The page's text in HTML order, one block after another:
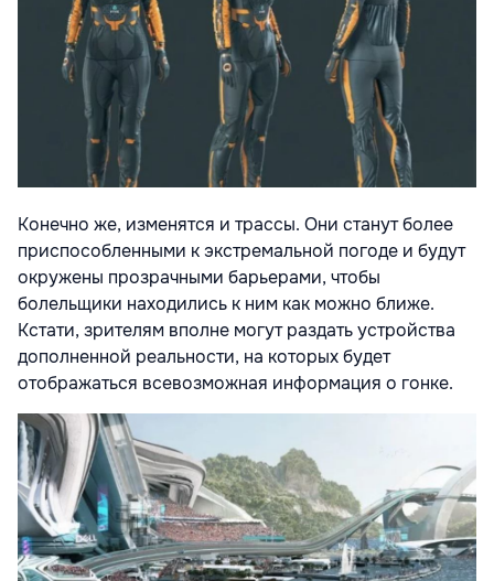
Конечно же, изменятся и трассы. Они станут более
приспособленными к экстремальной погоде и будут
окружены прозрачными барьерами, чтобы
болельщики находились к ним как можно ближе.
Кстати, зрителям вполне могут раздать устройства
дополненной реальности, на которых будет
отображаться всевозможная информация о гонке.